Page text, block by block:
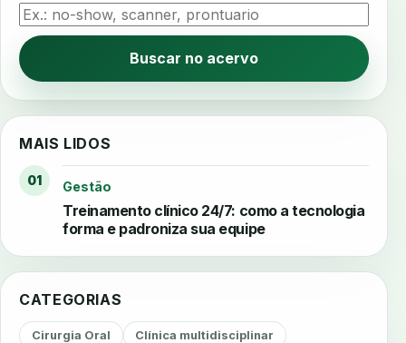
Buscar no acervo
MAIS LIDOS
01 Gestão
Treinamento clínico 24/7: como a tecnologia
forma e padroniza sua equipe
CATEGORIAS
Cirurgia Oral Clínica multidisciplinar